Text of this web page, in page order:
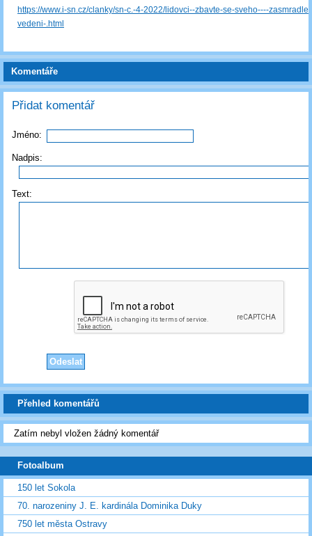
https://www.i-sn.cz/clanky/sn-c.-4-2022/lidovci--zbavte-se-sveho----
vedeni-.html
Komentáře
Přidat komentář
Jméno:
Nadpis:
Text:
Přehled komentářů
Zatím nebyl vložen žádný komentář
Fotoalbum
150 let Sokola
70. narozeniny J. E. kardinála Dominika Duky
750 let města Ostravy